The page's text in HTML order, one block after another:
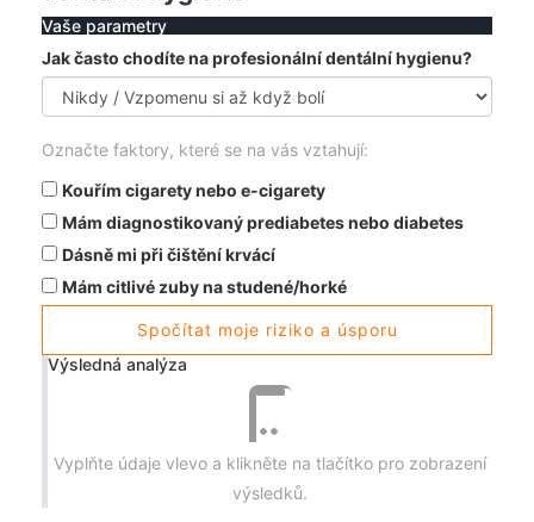
Vaše parametry
Jak často chodíte na profesionální dentální hygienu?
Označte faktory, které se na vás vztahují:
Kouřím cigarety nebo e-cigarety
Mám diagnostikovaný prediabetes nebo diabetes
Dásně mi při čištění krvácí
Mám citlivé zuby na studené/horké
Spočítat moje riziko a úsporu
Výsledná analýza
Vyplňte údaje vlevo a klikněte na tlačítko pro zobrazení
výsledků.